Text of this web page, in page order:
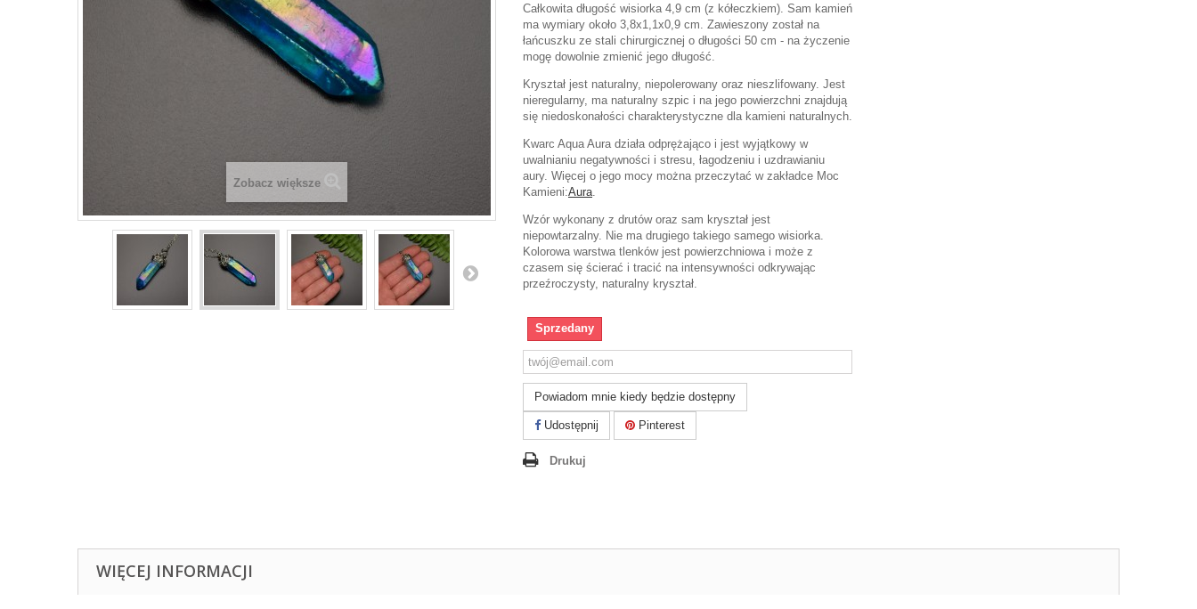
Zobacz większe
Całkowita długość wisiorka 4,9 cm (z kółeczkiem). Sam kamień
ma wymiary około 3,8x1,1x0,9 cm. Zawieszony został na
łańcuszku ze stali chirurgicznej o długości 50 cm - na życzenie
mogę dowolnie zmienić jego długość.
Kryształ jest naturalny, niepolerowany oraz nieszlifowany. Jest
nieregularny, ma naturalny szpic i na jego powierzchni znajdują
się niedoskonałości charakterystyczne dla kamieni naturalnych.
Kwarc Aqua Aura działa odprężająco i jest wyjątkowy w
uwalnianiu negatywności i stresu, łagodzeniu i uzdrawianiu
aury. Więcej o jego mocy można przeczytać w zakładce Moc
Kamieni:Aura
Wzór wykonany z drutów oraz sam kryształ jest
niepowtarzalny. Nie ma drugiego takiego samego wisiorka.
Kolorowa warstwa tlenków jest powierzchniowa i może z
czasem się ścierać i tracić na intensywności odkrywając
przeźroczysty, naturalny kryształ.
Sprzedany
Powiadom mnie kiedy będzie dostępny
Udostępnij Pinterest
Drukuj
WIĘCEJ INFORMACJI